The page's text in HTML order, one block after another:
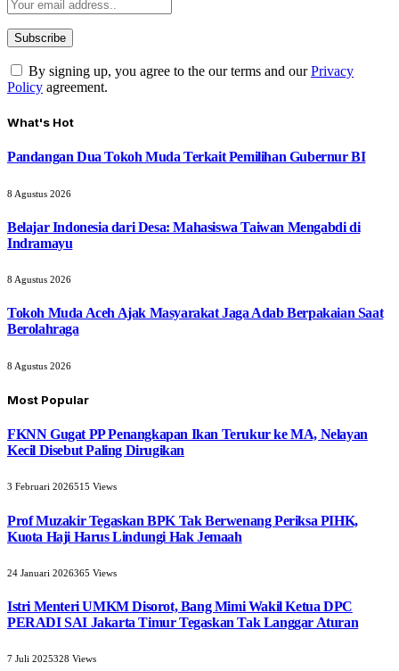
By signing up, you agree to the our terms and ourPrivacy
Policy agreement.
What's Hot
Pandangan Dua Tokoh Muda Terkait Pemilihan Gubernur BI
8 Agustus 2026
Belajar Indonesia dari Desa: Mahasiswa Taiwan Mengabdi di
Indramayu
8 Agustus 2026
Tokoh Muda Aceh Ajak Masyarakat Jaga Adab Berpakaian Saat
Berolahraga
8 Agustus 2026
Most Popular
FKNN Gugat PP Penangkapan Ikan Terukur ke MA, Nelayan
Kecil Disebut Paling Dirugikan
3 Februari 2026515 Views
Prof Muzakir Tegaskan BPK Tak Berwenang Periksa PIHK,
Kuota Haji Harus Lindungi Hak Jemaah
24 Januari 2026365 Views
Istri Menteri UMKM Disorot, Bang Mimi Wakil Ketua DPC
PERADI SAI Jakarta Timur Tegaskan Tak Langgar Aturan
7 Juli 2025328 Views